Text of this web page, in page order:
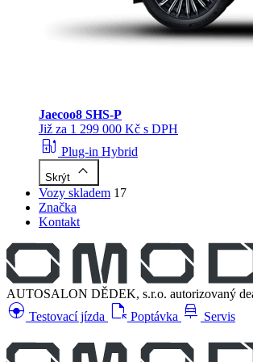
Jaecoo8 SHS-P
Již za 1 299 000 Kč s DPH
ev_station Plug-in Hybrid
Skrýt keyboard_arrow_up
Vozy skladem 17
Značka
Kontakt
AUTOSALON DĚDEK, s.r.o. autorizovaný
search_hands_free Testovací jízda file_open Poptávka car_repair Servis